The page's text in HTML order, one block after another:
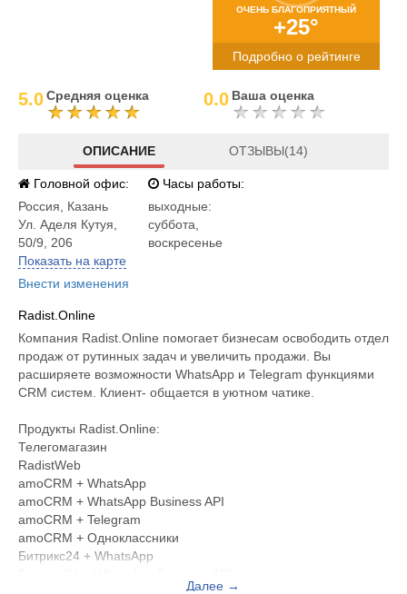
ОЧЕНЬ БЛАГОПРИЯТНЫЙ
+25°
Подробно о рейтинге
5.0Средняя оценка 0.0 Ваша оценка
ОПИСАНИЕ ОТЗЫВЫ(14)
Головной офис:
Россия
Казань
Ул. Аделя Кутуя,
50/9, 206
Показать на карте
Внести изменения
Часы работы:
выходные:
суббота,
воскресенье
Radist.Online
Компания Radist.Online помогает бизнесам освободить отдел
продаж от рутинных задач и увеличить продажи. Вы
расширяете возможности WhatsApp и Telegram функциями
CRM систем. Клиент- общается в уютном чатике.
Продукты Radist.Online:
Телегомагазин
RadistWeb
amoCRM + WhatsApp
amoCRM + WhatsApp Business API
amoCRM + Telegram
amoCRM + Одноклассники
Битрикс24 + WhatsApp
Далее →